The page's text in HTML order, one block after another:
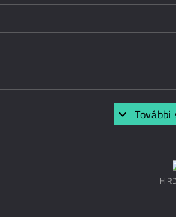
További